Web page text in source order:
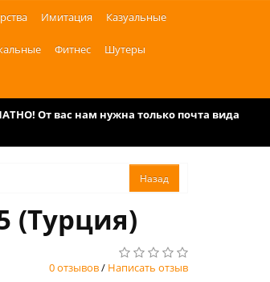
Имитация Казуальные
Фитнес Шутеры
От вас нам нужна только почта вида
(Турция)
0 отзывов/ Написать отзыв